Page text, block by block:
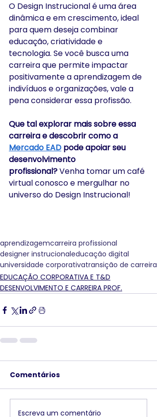
O Design Instrucional é uma área
dinâmica e em crescimento, ideal
para quem deseja combinar
educação, criatividade e
tecnologia. Se você busca uma
carreira que permite impactar
positivamente a aprendizagem de
indivíduos e organizações, vale a
pena considerar essa profissão.​
Que tal explorar mais sobre essa
carreira e descobrir como a
Mercado EAD pode apoiar seu
desenvolvimento
profissional? Venha tomar um café
virtual conosco e mergulhar no
universo do Design Instrucional!
aprendizagemcarreira profissional
designer instrucionaleducação digital
universidade corporativatransição de carreira
EDUCAÇÃO CORPORATIVA E T&D
DESENVOLVIMENTO E CARREIRA PROF.
Comentários
Escreva um comentário